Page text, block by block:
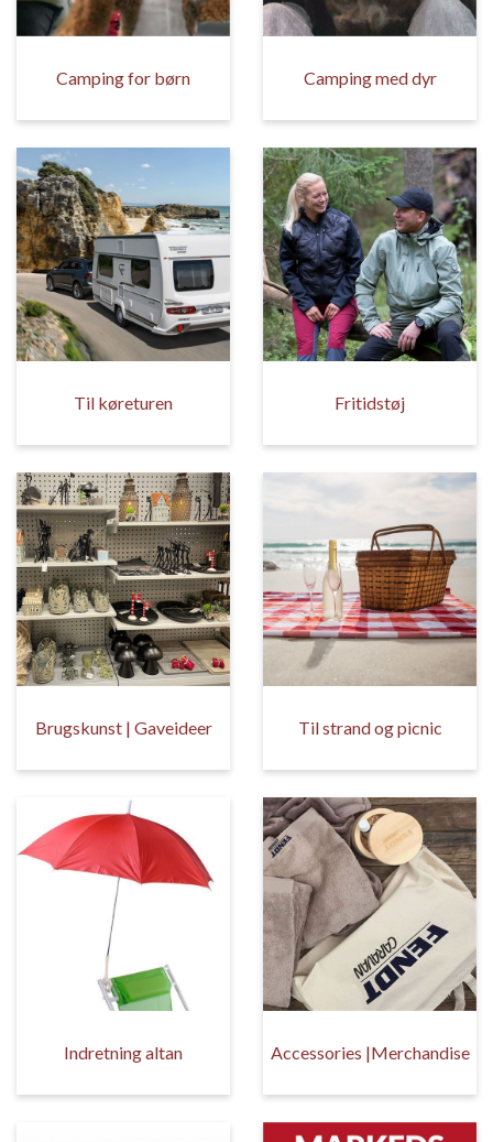
Camping for børn Camping med dyr
Til køreturen Fritidstøj
Brugskunst | Gaveideer Til strand og picnic
Indretning altan Accessories |Merchandise